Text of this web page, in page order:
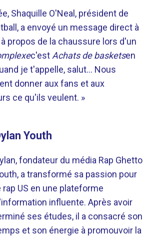
Shaquille O'Neal, président de
a envoyé un message direct à
propos de la chaussure lors d'un
c'est Achats de basketsen
je t'appelle, salut… Nous
donner aux fans et aux
ce qu'ils veulent. »
Youth
fondateur du média Rap Ghetto
a transformé sa passion pour
rap US en une plateforme
influente. Après avoir
ses études, il a consacré son
et son énergie à promouvoir la